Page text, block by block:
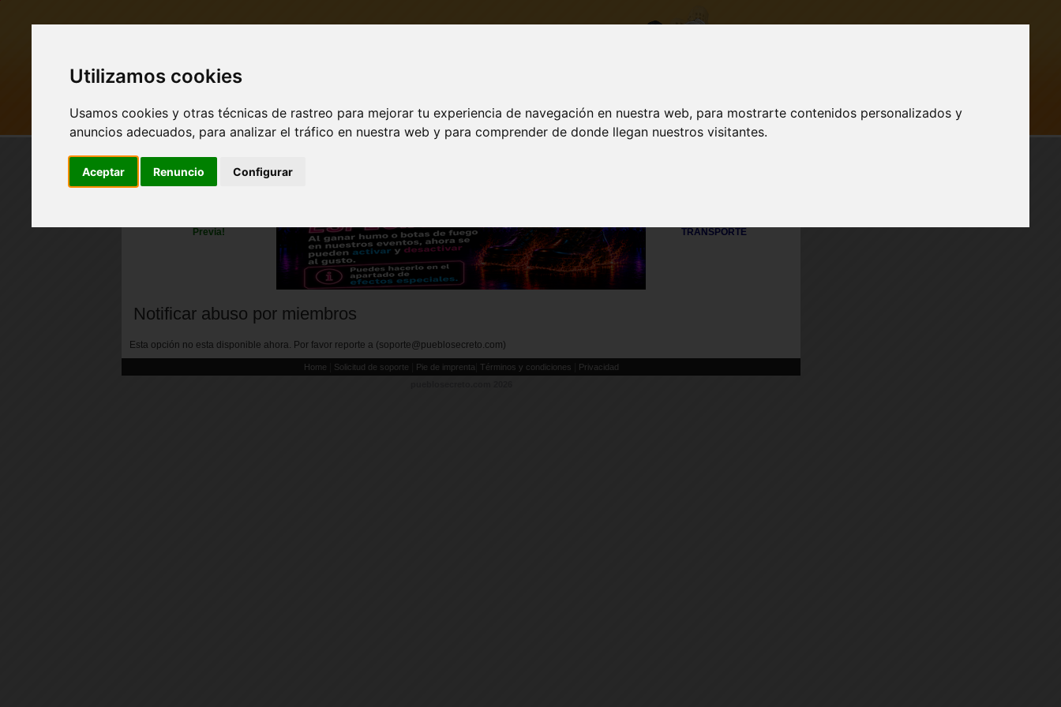
Utilizamos cookies
Usamos cookies y otras técnicas de rastreo para mejorar tu experiencia de navegación en nuestra web, para mostrarte contenidos personalizados y
anuncios adecuados, para analizar el tráfico en nuestra web y para comprender de donde llegan nuestros visitantes.
Aceptar Renuncio Configurar
MI PUEBLO BUSCAR DESCARGA ACTUALIZAR A VIP INICIAR SESIÓN
Previa!
TRANSPORTE
Notificar abuso por miembros
Esta opción no esta disponible ahora. Por favor reporte a (soporte@pueblosecreto.com)
Home Solicitud de soporte Pie de imprenta| Términos y condiciones
Privacidad